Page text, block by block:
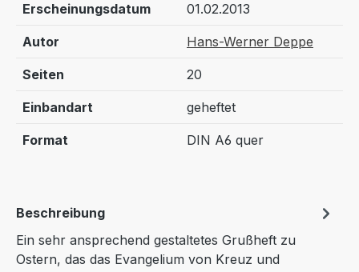
Erscheinungsdatum 01.02.2013
Autor Hans-Werner Deppe
Seiten 20
Einbandart geheftet
Format DIN A6 quer
Beschreibung
Ein sehr ansprechend gestaltetes Grußheft zu
Ostern, das das Evangelium von Kreuz und